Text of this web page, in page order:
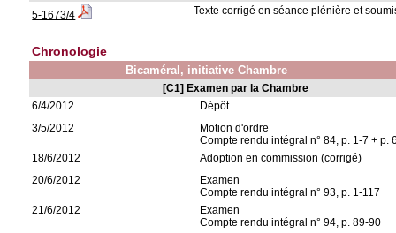
5-1673/4 Texte corrigé en séance plénière et
Chronologie
Bicaméral, initiative Chambre
[C1] Examen par la Chambre
6/4/2012
Dépôt
3/5/2012
Motion d'ordre
Compte rendu intégral n° 84, p. 1-7 + p.
18/6/2012
Adoption en commission (corrigé)
20/6/2012
Examen
Compte rendu intégral n° 93, p. 1-117
21/6/2012
Examen
Compte rendu intégral n° 94, p. 89-90